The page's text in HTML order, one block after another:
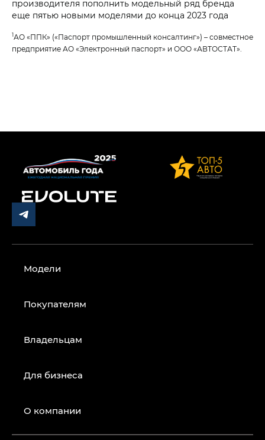
производителя пополнить модельный ряд бренда
еще пятью новыми моделями до конца 2023 года
1АО «ППК» («Паспорт промышленный консалтинг») – совместное
предприятие АО «Электронный паспорт» и ООО «АВТОСТАТ».
Модели
Покупателям
Владельцам
Для бизнеса
О компании